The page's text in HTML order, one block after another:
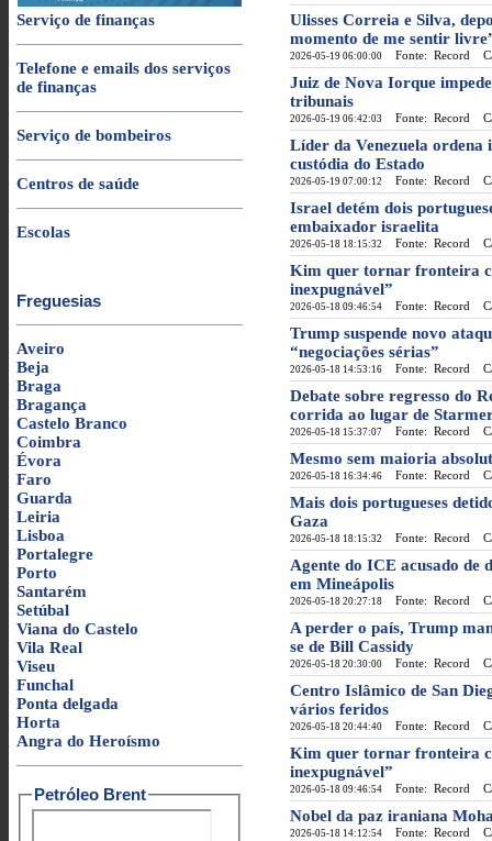
Serviço de finanças
Telefone e emails dos serviços
de finanças
Serviço de bombeiros
Centros de saúde
Escolas
Freguesias
Aveiro
Beja
Braga
Bragança
Castelo Branco
Coimbra
Évora
Faro
Guarda
Leiria
Lisboa
Portalegre
Porto
Santarém
Setúbal
Viana do Castelo
Vila Real
Viseu
Funchal
Ponta delgada
Horta
Angra do Heroísmo
Petróleo Brent
Ulisses Correia e Silva,
momento de me sentir
2026-05-19 06:00:00 Fonte: Record
Juiz de Nova Iorque
tribunais
2026-05-19 06:42:03 Fonte: Record
Líder da Venezuela ordena
custódia do Estado
2026-05-19 07:00:12 Fonte: Record
Israel detém dois
embaixador israelita
2026-05-18 18:15:32 Fonte: Record
Kim quer tornar fronteira
inexpugnável”
2026-05-18 09:46:54 Fonte: Record
Trump suspende novo
“negociações sérias”
2026-05-18 14:53:16 Fonte: Record
Debate sobre regresso do
corrida ao lugar de
2026-05-18 15:37:07 Fonte: Record
Mesmo sem maioria
2026-05-18 16:34:46 Fonte: Record
Mais dois portugueses
Gaza
2026-05-18 18:15:32 Fonte: Record
Agente do ICE acusado
em Mineápolis
2026-05-18 20:27:18 Fonte: Record
A perder o país, Trump
se de Bill Cassidy
2026-05-18 20:30:00 Fonte: Record
Centro Islâmico de San
vários feridos
2026-05-18 20:44:40 Fonte: Record
Kim quer tornar fronteira
inexpugnável”
2026-05-18 09:46:54 Fonte: Record
Nobel da paz iraniana
2026-05-18 14:12:54 Fonte: Record